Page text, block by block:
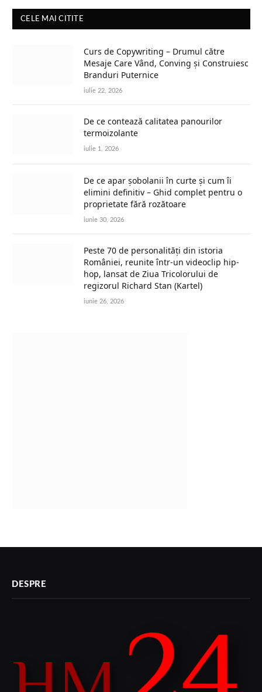
CELE MAI CITITE
Curs de Copywriting – Drumul către
Mesaje Care Vând, Conving și Construiesc
Branduri Puternice
iulie 22, 2026
De ce contează calitatea panourilor
termoizolante
iulie 1, 2026
De ce apar șobolanii în curte și cum îi
elimini definitiv – Ghid complet pentru o
proprietate fără rozătoare
iunie 30, 2026
Peste 70 de personalități din istoria
României, reunite într-un videoclip hip-
hop, lansat de Ziua Tricolorului de
regizorul Richard Stan (Kartel)
iunie 26, 2026
DESPRE